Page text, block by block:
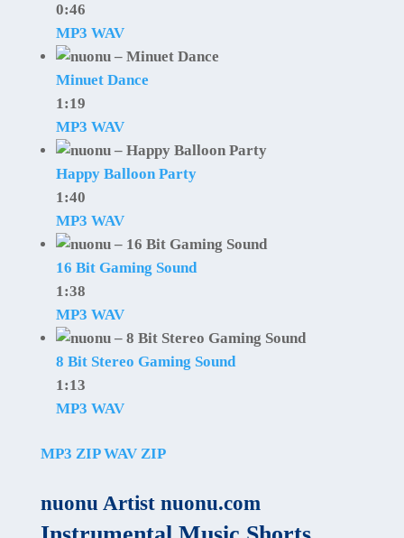
0:46
MP3 WAV
Minuet Dance
1:19
MP3 WAV
Happy Balloon Party
1:40
MP3 WAV
16 Bit Gaming Sound
1:38
MP3 WAV
8 Bit Stereo Gaming Sound
1:13
MP3 WAV
MP3 ZIP WAV ZIP
nuonu Artist nuonu.com